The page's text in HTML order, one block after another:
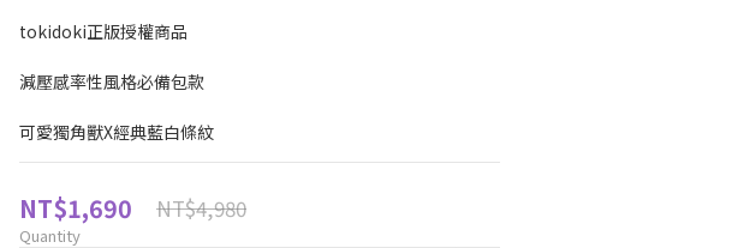
tokidoki正版授權商品
減壓感率性風格必備包款
可愛獨角獸X經典藍白條紋
NT$1,690 NT$4,980
Quantity